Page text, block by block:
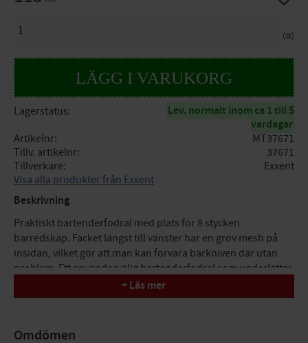
st
Lagerstatus
Lev. normalt inom ca 1 till 5
vardagar
Artikelnr
MT37671
Tillv. artikelnr
37671
Tillverkare
Exxent
Visa alla produkter från Exxent
Beskrivning
Praktiskt bartenderfodral med plats för 8 stycken
barredskap. Facket längst till vänster har en grov mesh på
insidan, vilket gör att man kan förvara barkniven där utan
problem. Ett användarvälig bartenderfodral som underlättar
arbetet och enkelt samlar ihop verktygen.
Storlek (LxB): 35x42,5cm
+ Läs mer
Omdömen